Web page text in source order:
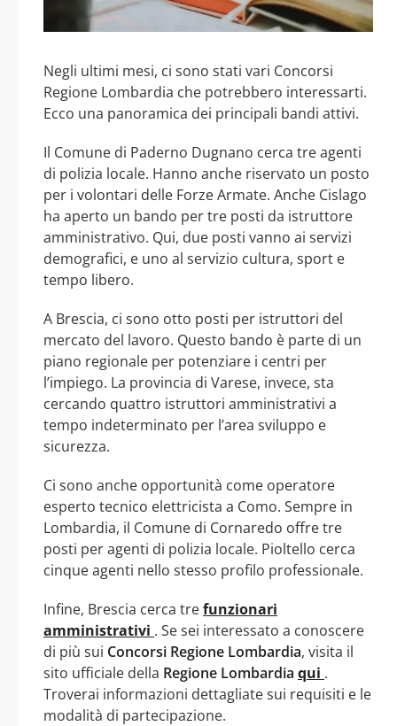
Negli ultimi mesi, ci sono stati vari Concorsi
Regione Lombardia che potrebbero interessarti.
Ecco una panoramica dei principali bandi attivi.
Il Comune di Paderno Dugnano cerca tre agenti
di polizia locale. Hanno anche riservato un posto
per i volontari delle Forze Armate. Anche Cislago
ha aperto un bando per tre posti da istruttore
amministrativo. Qui, due posti vanno ai servizi
demografici, e uno al servizio cultura, sport e
tempo libero.
A Brescia, ci sono otto posti per istruttori del
mercato del lavoro. Questo bando è parte di un
piano regionale per potenziare i centri per
l’impiego. La provincia di Varese, invece, sta
cercando quattro istruttori amministrativi a
tempo indeterminato per l’area sviluppo e
sicurezza.
Ci sono anche opportunità come operatore
esperto tecnico elettricista a Como. Sempre in
Lombardia, il Comune di Cornaredo offre tre
posti per agenti di polizia locale. Pioltello cerca
cinque agenti nello stesso profilo professionale.
Infine, Brescia cerca trefunzionari
amministrativi . Se sei interessato a conoscere
di più sui Concorsi Regione Lombardia, visita il
sito ufficiale della Regione Lombardia qui .
Troverai informazioni dettagliate sui requisiti e le
modalità di partecipazione.